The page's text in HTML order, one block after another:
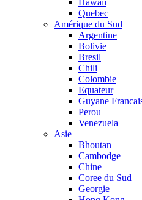
Hawaii
Quebec
Amérique du Sud
Argentine
Bolivie
Bresil
Chili
Colombie
Equateur
Guyane
Perou
Venezuela
Asie
Bhoutan
Cambodge
Chine
Coree du Sud
Georgie